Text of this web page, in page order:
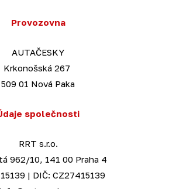
Provozovna
AUTAČESKY
Krkonošská 267
509 01 Nová Paka
společnosti
RRT s.r.o.
962/10, 141 00 Praha 4
| DIČ: CZ27415139